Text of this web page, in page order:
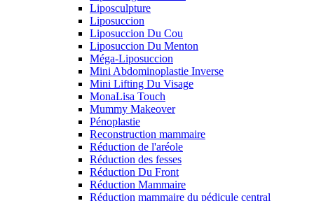
Liposculpture
Liposuccion
Liposuccion Du Cou
Liposuccion Du Menton
Méga-Liposuccion
Mini Abdominoplastie Inverse
Mini Lifting Du Visage
MonaLisa Touch
Mummy Makeover
Pénoplastie
Reconstruction mammaire
Réduction de l'aréole
Réduction des fesses
Réduction Du Front
Réduction Mammaire
Réduction mammaire du pédicule central